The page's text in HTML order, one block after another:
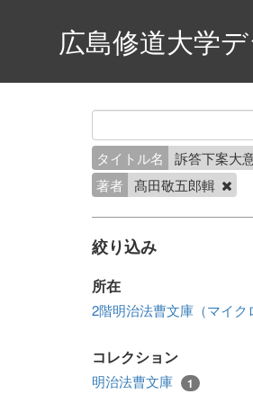
広島修道大学
タイトル名
訴答下案大
著者
髙田敬五郎輯
絞り込み
所在
2階明治法曹文庫（マイク
コレクション
明治法曹文庫 1